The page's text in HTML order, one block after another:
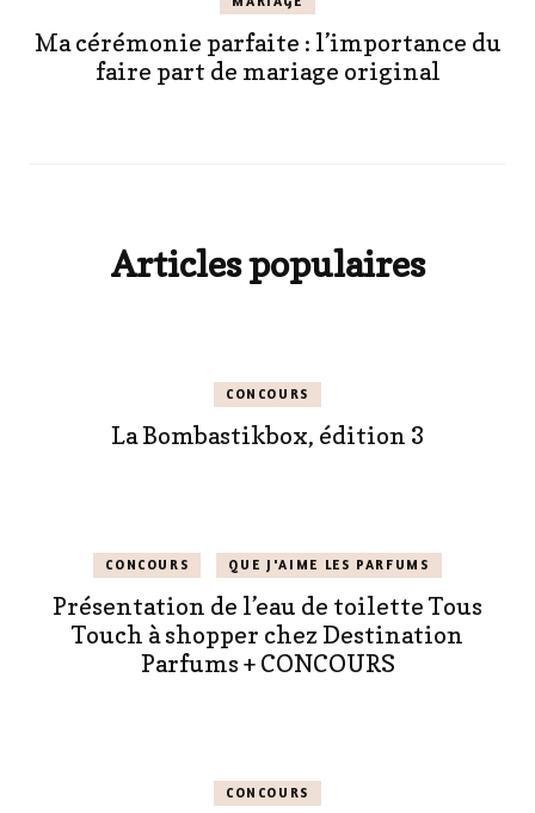
Ma cérémonie parfaite : l’importance du
faire part de mariage original
Articles populaires
CONCOURS
La Bombastikbox, édition 3
CONCOURS QUE J'AIME LES PARFUMS
Présentation de l’eau de toilette Tous
Touch à shopper chez Destination
Parfums + CONCOURS
CONCOURS